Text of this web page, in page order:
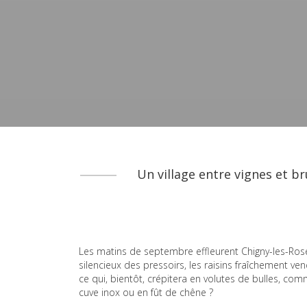
Un village entre vignes et
Les matins de septembre effleurent Chigny-les-
silencieux des pressoirs, les raisins fraîchement
ce qui, bientôt, crépitera en volutes de bulles,
cuve inox ou en fût de chêne ?